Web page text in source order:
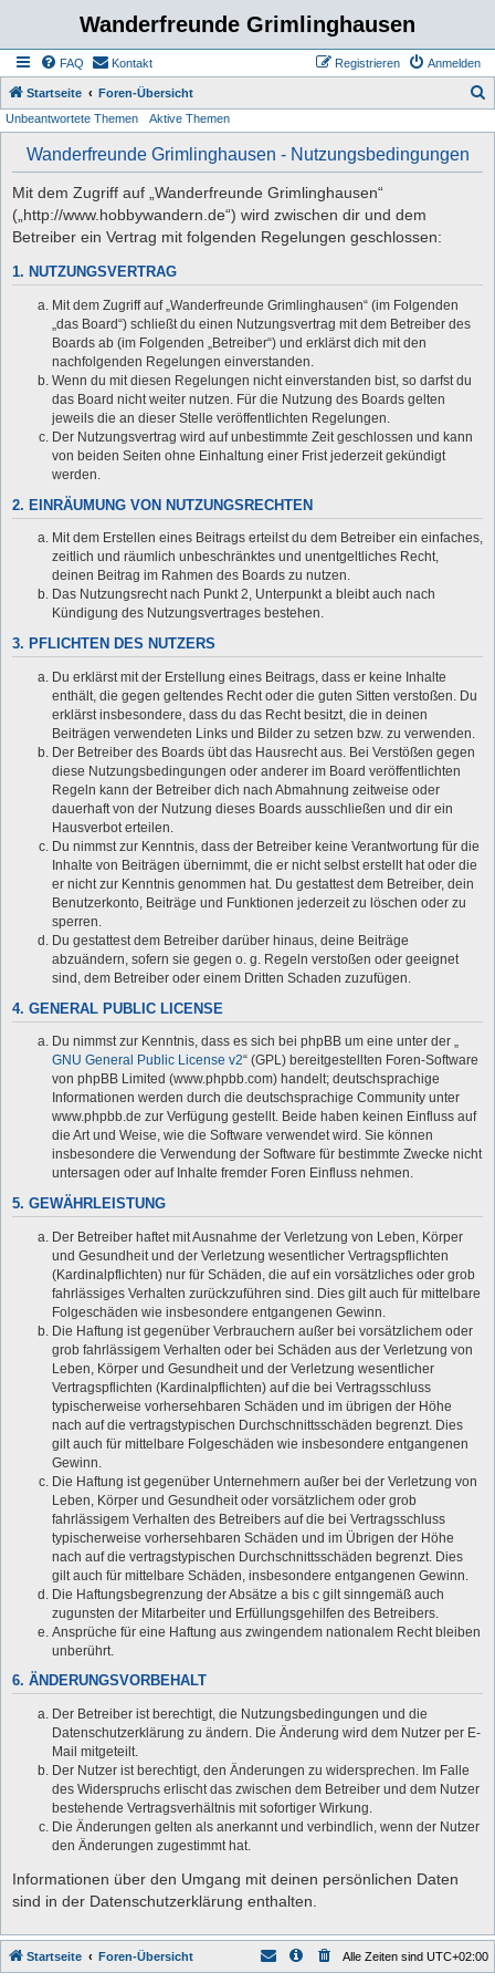
Wanderfreunde Grimlinghausen
FAQ Kontakt Anmelden
Registrieren
Startseite Foren-Übersicht
Unbeantwortete Themen Aktive Themen
Wanderfreunde Grimlinghausen - Nutzungsbedingungen
Mit dem Zugriff auf „Wanderfreunde Grimlinghausen“
(„http://www.hobbywandern.de“) wird zwischen dir und dem
Betreiber ein Vertrag mit folgenden Regelungen geschlossen:
1. NUTZUNGSVERTRAG
Mit dem Zugriff auf „Wanderfreunde Grimlinghausen“ (im Folgenden
„das Board“) schließt du einen Nutzungsvertrag mit dem Betreiber des
Boards ab (im Folgenden „Betreiber“) und erklärst dich mit den
nachfolgenden Regelungen einverstanden.
Wenn du mit diesen Regelungen nicht einverstanden bist, so darfst du
das Board nicht weiter nutzen. Für die Nutzung des Boards gelten
jeweils die an dieser Stelle veröffentlichten Regelungen.
Der Nutzungsvertrag wird auf unbestimmte Zeit geschlossen und kann
von beiden Seiten ohne Einhaltung einer Frist jederzeit gekündigt
werden.
2. EINRÄUMUNG VON NUTZUNGSRECHTEN
Mit dem Erstellen eines Beitrags erteilst du dem Betreiber ein einfaches,
zeitlich und räumlich unbeschränktes und unentgeltliches Recht,
deinen Beitrag im Rahmen des Boards zu nutzen.
Das Nutzungsrecht nach Punkt 2, Unterpunkt a bleibt auch nach
Kündigung des Nutzungsvertrages bestehen.
3. PFLICHTEN DES NUTZERS
Du erklärst mit der Erstellung eines Beitrags, dass er keine Inhalte
enthält, die gegen geltendes Recht oder die guten Sitten verstoßen. Du
erklärst insbesondere, dass du das Recht besitzt, die in deinen
Beiträgen verwendeten Links und Bilder zu setzen bzw. zu verwenden.
Der Betreiber des Boards übt das Hausrecht aus. Bei Verstößen gegen
diese Nutzungsbedingungen oder anderer im Board veröffentlichten
Regeln kann der Betreiber dich nach Abmahnung zeitweise oder
dauerhaft von der Nutzung dieses Boards ausschließen und dir ein
Hausverbot erteilen.
Du nimmst zur Kenntnis, dass der Betreiber keine Verantwortung für die
Inhalte von Beiträgen übernimmt, die er nicht selbst erstellt hat oder die
er nicht zur Kenntnis genommen hat. Du gestattest dem Betreiber, dein
Benutzerkonto, Beiträge und Funktionen jederzeit zu löschen oder zu
sperren.
Du gestattest dem Betreiber darüber hinaus, deine Beiträge
abzuändern, sofern sie gegen o. g. Regeln verstoßen oder geeignet
sind, dem Betreiber oder einem Dritten Schaden zuzufügen.
4. GENERAL PUBLIC LICENSE
Du nimmst zur Kenntnis, dass es sich bei phpBB um eine unter der „
GNU General Public License v2“ (GPL) bereitgestellten Foren-Software
von phpBB Limited (www.phpbb.com) handelt; deutschsprachige
Informationen werden durch die deutschsprachige Community unter
www.phpbb.de zur Verfügung gestellt. Beide haben keinen Einfluss auf
die Art und Weise, wie die Software verwendet wird. Sie können
insbesondere die Verwendung der Software für bestimmte Zwecke nicht
untersagen oder auf Inhalte fremder Foren Einfluss nehmen.
5. GEWÄHRLEISTUNG
Der Betreiber haftet mit Ausnahme der Verletzung von Leben, Körper
und Gesundheit und der Verletzung wesentlicher Vertragspflichten
(Kardinalpflichten) nur für Schäden, die auf ein vorsätzliches oder grob
fahrlässiges Verhalten zurückzuführen sind. Dies gilt auch für mittelbare
Folgeschäden wie insbesondere entgangenen Gewinn.
Die Haftung ist gegenüber Verbrauchern außer bei vorsätzlichem oder
grob fahrlässigem Verhalten oder bei Schäden aus der Verletzung von
Leben, Körper und Gesundheit und der Verletzung wesentlicher
Vertragspflichten (Kardinalpflichten) auf die bei Vertragsschluss
typischerweise vorhersehbaren Schäden und im übrigen der Höhe
nach auf die vertragstypischen Durchschnittsschäden begrenzt. Dies
gilt auch für mittelbare Folgeschäden wie insbesondere entgangenen
Gewinn.
Die Haftung ist gegenüber Unternehmern außer bei der Verletzung von
Leben, Körper und Gesundheit oder vorsätzlichem oder grob
fahrlässigem Verhalten des Betreibers auf die bei Vertragsschluss
typischerweise vorhersehbaren Schäden und im Übrigen der Höhe
nach auf die vertragstypischen Durchschnittsschäden begrenzt. Dies
gilt auch für mittelbare Schäden, insbesondere entgangenen Gewinn.
Die Haftungsbegrenzung der Absätze a bis c gilt sinngemäß auch
zugunsten der Mitarbeiter und Erfüllungsgehilfen des Betreibers.
Ansprüche für eine Haftung aus zwingendem nationalem Recht bleiben
unberührt.
6. ÄNDERUNGSVORBEHALT
Der Betreiber ist berechtigt, die Nutzungsbedingungen und die
Datenschutzerklärung zu ändern. Die Änderung wird dem Nutzer per E-
Mail mitgeteilt.
Der Nutzer ist berechtigt, den Änderungen zu widersprechen. Im Falle
des Widerspruchs erlischt das zwischen dem Betreiber und dem Nutzer
bestehende Vertragsverhältnis mit sofortiger Wirkung.
Die Änderungen gelten als anerkannt und verbindlich, wenn der Nutzer
den Änderungen zugestimmt hat.
Informationen über den Umgang mit deinen persönlichen Daten
sind in der Datenschutzerklärung enthalten.
Startseite Foren-Übersicht Alle Zeiten sind UTC+02:00